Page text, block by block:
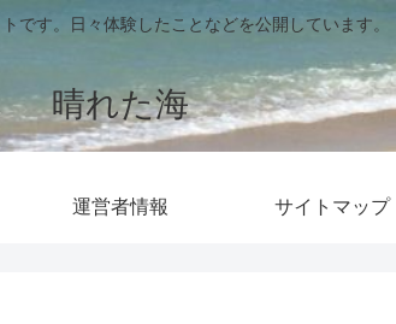
です。日々体験したことなどを公開しています。
晴れた海
運営者情報 サイトマップ